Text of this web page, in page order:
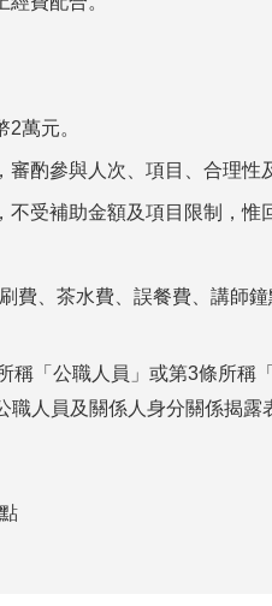
2萬元。
酌參與人次、項目、合理性
受補助金額及項目限制，惟
費、茶水費、誤餐費、講師
稱「公職人員」或第3條所稱
職人員及關係人身分關係揭